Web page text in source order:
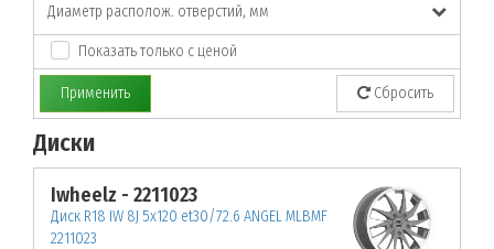
Диаметр располож. отверстий, мм
Показать только с ценой
Применить Сбросить
Диски
Iwheelz - 2211023
Диск R18 IW 8J 5х120 et30/72.6 ANGEL MLBMF
2211023
По заданным параметрам товары не найдены!